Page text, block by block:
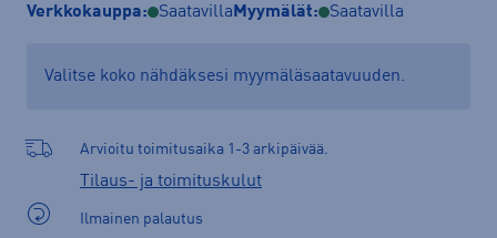
Verkkokauppa: Saatavilla Myymälät: Saatavilla
Valitse koko nähdäksesi myymäläsaatavuuden.
Arvioitu toimitusaika 1-3 arkipäivää.
Tilaus- ja toimituskulut
Ilmainen palautus